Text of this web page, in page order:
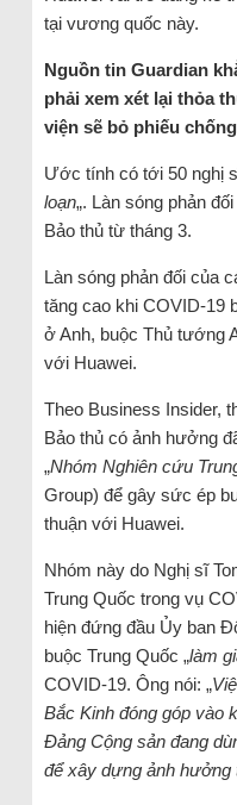
tại vương quốc này.
Nguồn tin Guardian
phải xem xét lại thỏa
viện sẽ bỏ phiếu
Ước tính có tới 50 nghị
loạn„. Làn sóng phản
Bảo thủ từ tháng 3.
Làn sóng phản đối của
tăng cao khi COVID-19
ở Anh, buộc Thủ tướng
với Huawei.
Theo Business Insider,
Bảo thủ có ảnh hưởng
„Nhóm Nghiên cứu
Group) để gây sức ép
thuận với Huawei.
Nhóm này do Nghị sĩ
Trung Quốc trong vụ
hiện đứng đầu Ủy ban
buộc Trung Quốc „làm
COVID-19. Ông nói: „
Bắc Kinh đóng góp vào
Đảng Cộng sản đang
để xây dựng ảnh hưởng